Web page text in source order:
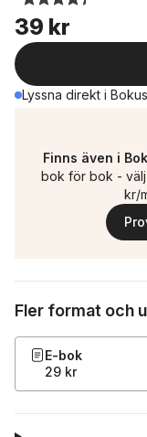
39 kr
Lyssna direkt i
Finns även i
bok för bok - välj
kr/
Fler format och
E-bok
29 kr